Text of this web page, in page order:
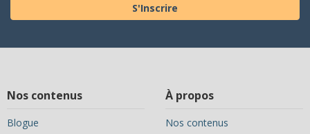
S'Inscrire
Nos contenus
Blogue
À propos
Nos contenus